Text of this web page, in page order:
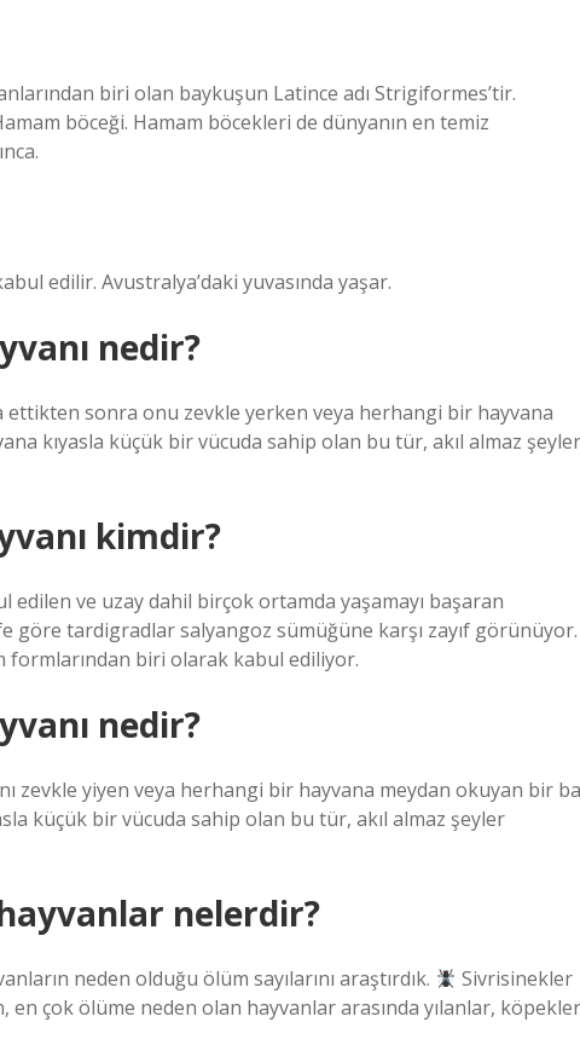
biri olan baykuşun Latince adı Strigiformes’tir.
böceği. Hamam böcekleri de dünyanın en temiz
edilir. Avustralya’daki yuvasında yaşar.
nedir?
sonra onu zevkle yerken veya herhangi bir hayvana
kıyasla küçük bir vücuda sahip olan bu tür, akıl almaz şeyler
kimdir?
edilen ve uzay dahil birçok ortamda yaşamayı başaran
göre tardigradlar salyangoz sümüğüne karşı zayıf görünüyor.
formlarından biri olarak kabul ediliyor.
nedir?
zevkle yiyen veya herhangi bir hayvana meydan okuyan bir
küçük bir vücuda sahip olan bu tür, akıl almaz şeyler
nelerdir?
neden olduğu ölüm sayılarını araştırdık.
Sivrisinekler
en çok ölüme neden olan hayvanlar arasında yılanlar, köpekler